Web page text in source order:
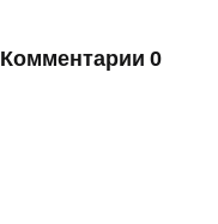
Комментарии 0